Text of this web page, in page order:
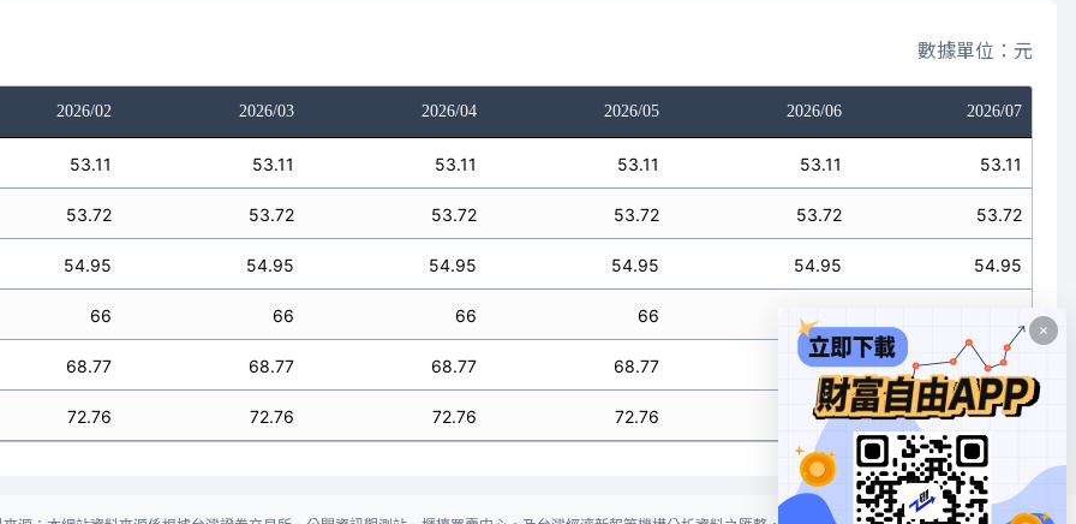
數據單位：元
2026/02 2026/03 2026/04 2026/05 2026/06 2026/07
53.11 53.11 53.11 53.11 53.11 53.11
53.72 53.72 53.72 53.72 53.72 53.72
54.95 54.95 54.95 54.95 54.95 54.95
66 66 66 66
68.77 68.77 68.77 68.77 68.77 68.77
72.76 72.76 72.76 72.76 72.76 72.76